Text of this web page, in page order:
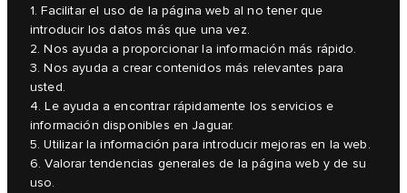
1. Facilitar el uso de la página web al no tener que
introducir los datos más que una vez.
2. Nos ayuda a proporcionar la información más rápido.
3. Nos ayuda a crear contenidos más relevantes para
usted.
4. Le ayuda a encontrar rápidamente los servicios e
información disponibles en Jaguar.
5. Utilizar la información para introducir mejoras en la web.
6. Valorar tendencias generales de la página web y de su
uso.